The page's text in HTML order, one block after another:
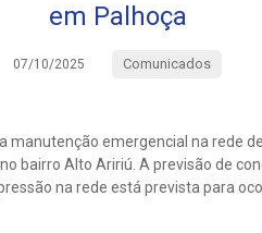
em Palhoça
07/10/2025 Comunicados
emergencial na rede
bairro Alto Aririú. A previsão de
na rede está prevista para